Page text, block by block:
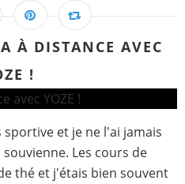
À DISTANCE AVEC
!
et je ne l'ai jamais
Les cours de
thé et j'étais bien souvent